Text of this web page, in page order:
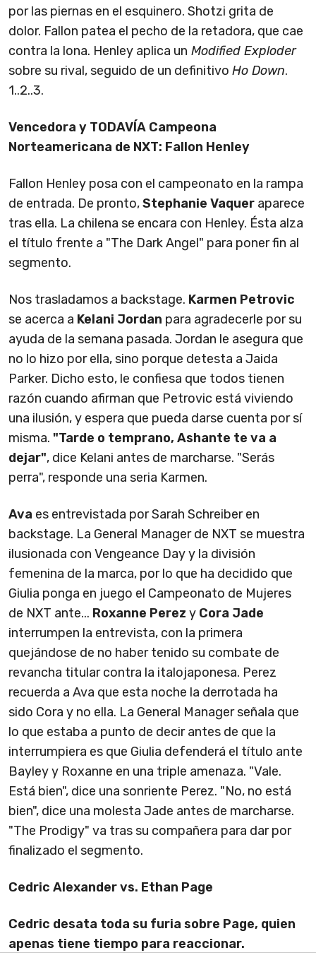
por las piernas en el esquinero. Shotzi grita de
dolor. Fallon patea el pecho de la retadora, que cae
contra la lona. Henley aplica un Modified Exploder
sobre su rival, seguido de un definitivo Ho Down.
1..2..3.
Vencedora y TODAVÍA Campeona
Norteamericana de NXT: Fallon Henley
Fallon Henley posa con el campeonato en la rampa
de entrada. De pronto,Stephanie Vaquer aparece
tras ella. La chilena se encara con Henley. Ésta alza
el título frente a "The Dark Angel" para poner fin al
segmento.
Nos trasladamos a backstage. Karmen Petrovic
se acerca a Kelani Jordan para agradecerle por su
ayuda de la semana pasada. Jordan le asegura que
no lo hizo por ella, sino porque detesta a Jaida
Parker. Dicho esto, le confiesa que todos tienen
razón cuando afirman que Petrovic está viviendo
una ilusión, y espera que pueda darse cuenta por sí
misma. "Tarde o temprano, Ashante te va a
dejar", dice Kelani antes de marcharse. "Serás
perra", responde una seria Karmen.
Ava es entrevistada por Sarah Schreiber en
backstage. La General Manager de NXT se muestra
ilusionada con Vengeance Day y la división
femenina de la marca, por lo que ha decidido que
Giulia ponga en juego el Campeonato de Mujeres
de NXT ante... Roxanne Perez y Cora Jade
interrumpen la entrevista, con la primera
quejándose de no haber tenido su combate de
revancha titular contra la italojaponesa. Perez
recuerda a Ava que esta noche la derrotada ha
sido Cora y no ella. La General Manager señala que
lo que estaba a punto de decir antes de que la
interrumpiera es que Giulia defenderá el título ante
Bayley y Roxanne en una triple amenaza. "Vale.
Está bien", dice una sonriente Perez. "No, no está
bien", dice una molesta Jade antes de marcharse.
"The Prodigy" va tras su compañera para dar por
finalizado el segmento.
Cedric Alexander vs. Ethan Page
Cedric desata toda su furia sobre Page, quien
apenas tiene tiempo para reaccionar.